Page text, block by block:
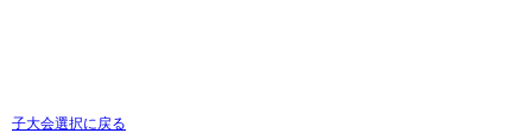
子大会選択に戻る